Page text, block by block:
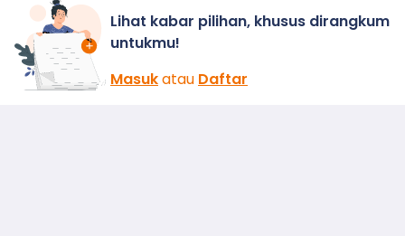
Lihat kabar pilihan, khusus dirangkum
untukmu!
Masukatau Daftar